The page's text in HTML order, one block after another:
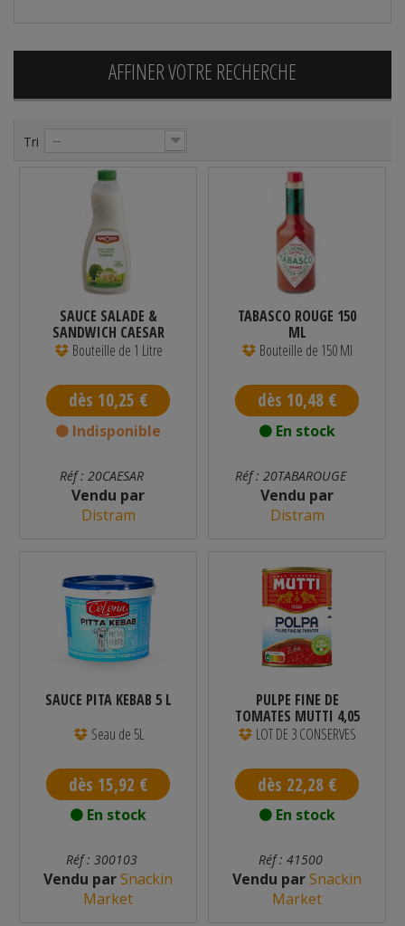
AFFINER VOTRE RECHERCHE
Tri --
SAUCE SALADE &
SANDWICH CAESAR
AMORA 1 L
Bouteille de 1 Litre
dès 10,25 €
Indisponible
Réf : 20CAESAR
Vendu par
Distram
TABASCO ROUGE 150
ML
Bouteille de 150 Ml
dès 10,48 €
En stock
Réf : 20TABAROUGE
Vendu par
Distram
SAUCE PITA KEBAB 5 L
Seau de 5L
dès 15,92 €
En stock
Réf : 300103
Vendu parSnackin
Market
PULPE FINE DE
TOMATES MUTTI 4,05
KG - PAR 3
LOT DE 3 CONSERVES
dès 22,28 €
En stock
Réf : 41500
Vendu parSnackin
Market